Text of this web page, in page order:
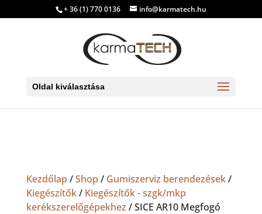
+ 36 (1) 770 0136 info@karmatech.hu
Oldal kiválasztása
Kezdőlap /Shop / Gumiszerviz berendezések/
Kiegészítők/ Kiegészítők - szgk/mkp
kerékszerelőgépekhez / SICE AR10 Megfogó